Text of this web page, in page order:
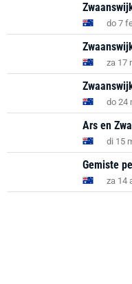
do 7
za 17
do 24
Ars en
di 15
Gemiste
za 14